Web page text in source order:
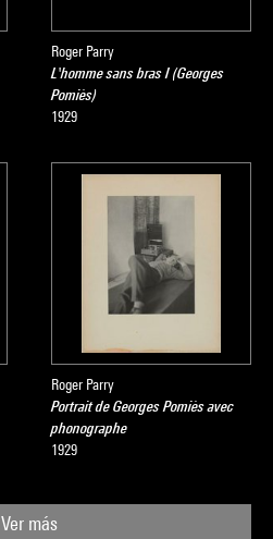
Roger Parry
L'homme sans bras I (Georges
Pomiès)
1929
Roger Parry
Portrait de Georges Pomiès avec
phonographe
1929
Ver más